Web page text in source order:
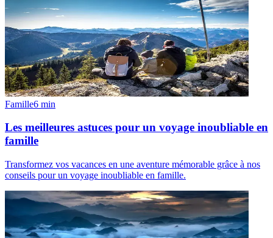
Famille6 min
Les meilleures astuces pour un voyage inoubliable en
famille
Transformez vos vacances en une aventure mémorable grâce à nos
conseils pour un voyage inoubliable en famille.